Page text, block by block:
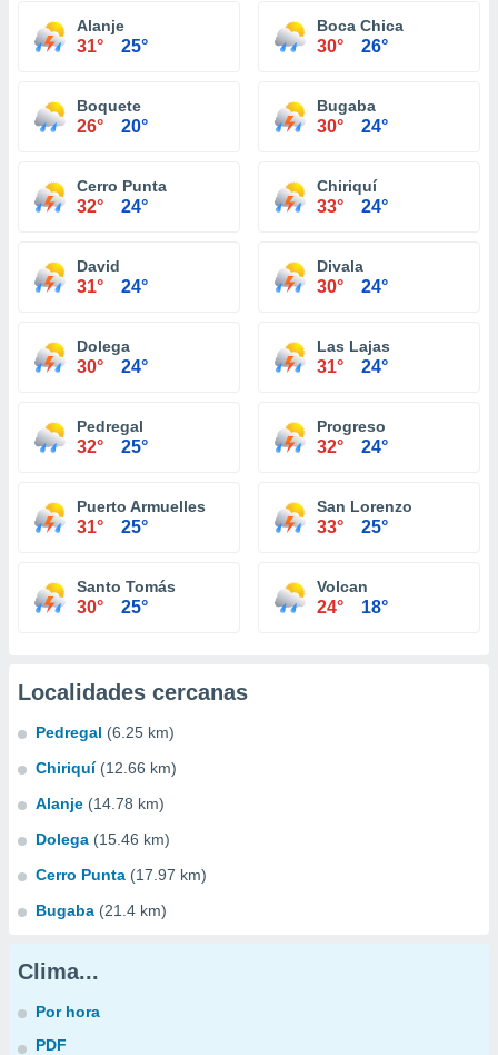
Alanje
31° 25°
Boca Chica
30° 26°
Boquete
26° 20°
Bugaba
30° 24°
Cerro Punta
32° 24°
Chiriquí
33° 24°
David
31° 24°
Divala
30° 24°
Dolega
30° 24°
Las Lajas
31° 24°
Pedregal
32° 25°
Progreso
32° 24°
Puerto Armuelles
31° 25°
San Lorenzo
33° 25°
Santo Tomás
30° 25°
Volcan
24° 18°
Localidades cercanas
Pedregal (6.25 km)
Chiriquí (12.66 km)
Alanje (14.78 km)
Dolega (15.46 km)
Cerro Punta (17.97 km)
Bugaba (21.4 km)
Clima...
Por hora
PDF